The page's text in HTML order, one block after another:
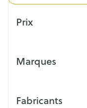
Prix
Marques
Fabricants